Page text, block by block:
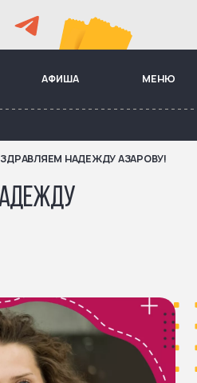
АФИША МЕНЮ
НАДЕЖДУ АЗАРОВУ!